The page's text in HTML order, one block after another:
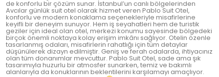
de konforlu bir çözüm sunar. İstanbul’un canlı bölgelerinden
Avcılar günlük suit otel olarak hizmet veren Pablo Suit Otel,
konforlu ve modern konaklama seçenekleriyle misafirlerine
keyifli bir deneyim sunuyor. Hem iş seyahatleri hem de turistik
geziler için ideal olan otel, merkezi konumu sayesinde bölgedeki
birçok önemli noktaya kolay erişim imkânı sağlıyor. Otelin özenle
tasarlanmış odaları, misafirlerin rahatlığı için tüm detaylar
düşünülerek dizayn edilmiştir. Geniş ve ferah odalarda, ihtiyacınız
olan tüm donanımlar mevcuttur. Pablo Suit Otel, sade ama şık
tasarımıyla huzurlu bir atmosfer sunarken, temiz ve bakımlı
alanlarıyla da konuklarının beklentilerini karşılamayı amaçlıyor.